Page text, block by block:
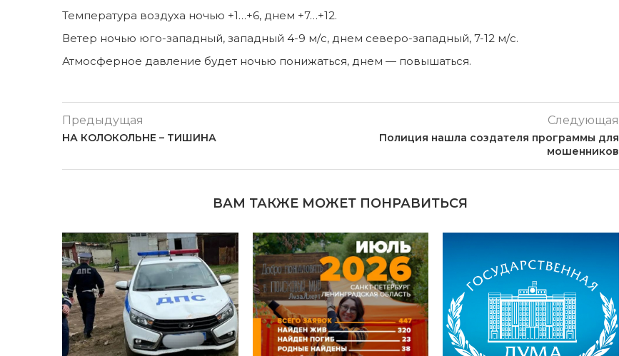
Температура воздуха ночью +1…+6, днем +7…+12.
Ветер ночью юго-западный, западный 4-9 м/с, днем северо-западный, 7-12 м/с.
Атмосферное давление будет ночью понижаться, днем — повышаться.
Предыдущая
НА КОЛОКОЛЬНЕ – ТИШИНА
Следующая
Полиция нашла создателя программы для
мошенников
ВАМ ТАКЖЕ МОЖЕТ ПОНРАВИТЬСЯ